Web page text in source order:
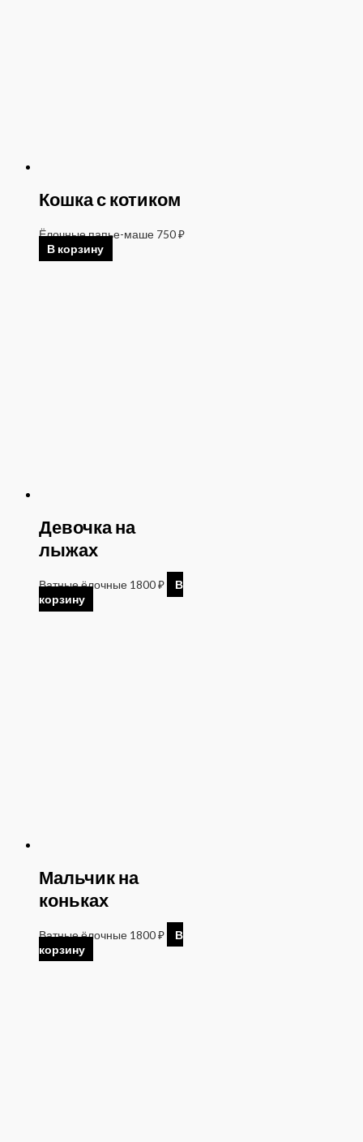
Кошка с котиком
Ёлочные папье-маше 750₽
В корзину
Девочка на
лыжах
Ватные ёлочные 1800₽
В
корзину
Мальчик на
коньках
Ватные ёлочные 1800₽
В
корзину